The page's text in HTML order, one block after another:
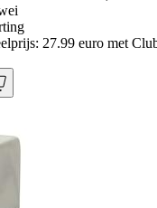
27.99 euro met